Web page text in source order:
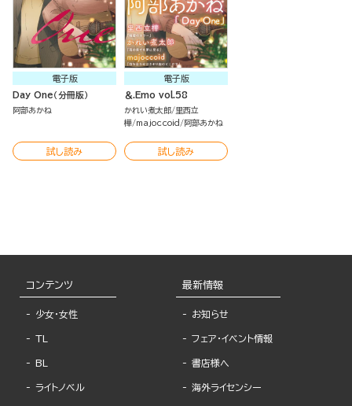
電子版
Day One（分冊版）
阿部あかね
試し読み
電子版
＆.Emo vol.58
かれい煮太郎 里西立
樺 majoccoid 阿部あかね
試し読み
コンテンツ
少女・女性
TL
BL
ライトノベル
最新情報
お知らせ
フェア・イベント情報
書店様へ
海外ライセンシー